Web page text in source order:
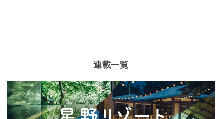
連載一覧